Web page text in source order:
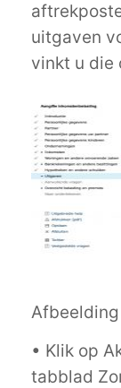
uitgaven
vinkt u die
• Klik op
tabblad